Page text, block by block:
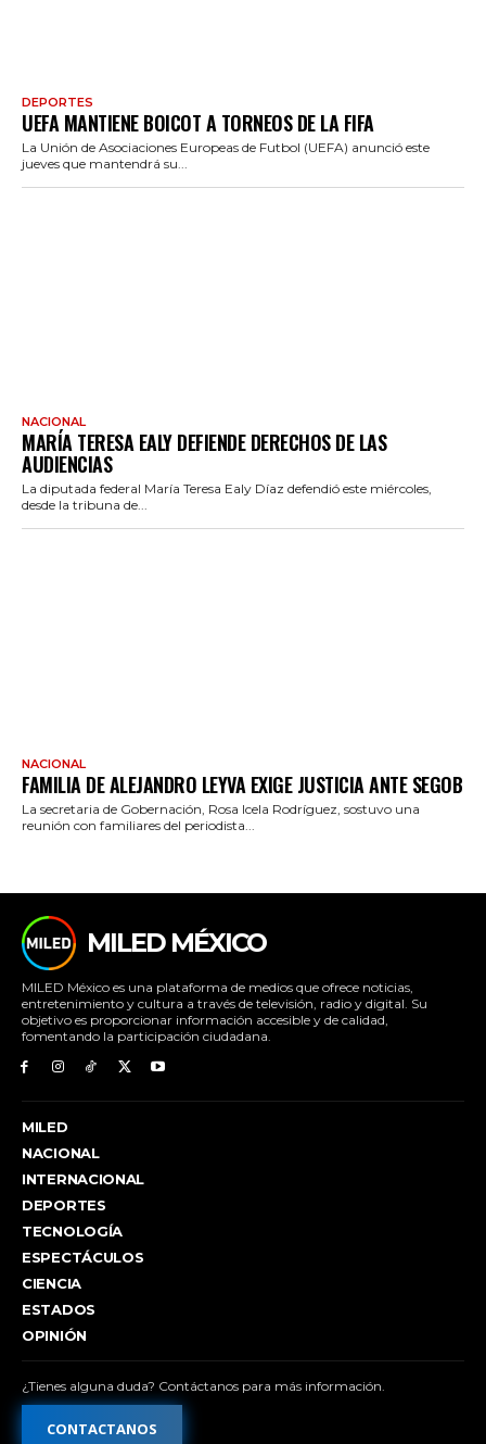
DEPORTES
UEFA MANTIENE BOICOT A TORNEOS DE LA FIFA
La Unión de Asociaciones Europeas de Futbol (UEFA) anunció este
jueves que mantendrá su...
NACIONAL
MARÍA TERESA EALY DEFIENDE DERECHOS DE LAS
AUDIENCIAS
La diputada federal María Teresa Ealy Díaz defendió este miércoles,
desde la tribuna de...
NACIONAL
FAMILIA DE ALEJANDRO LEYVA EXIGE JUSTICIA ANTE SEGOB
La secretaria de Gobernación, Rosa Icela Rodríguez, sostuvo una
reunión con familiares del periodista...
MILED MÉXICO
MILED México es una plataforma de medios que ofrece noticias,
entretenimiento y cultura a través de televisión, radio y digital. Su
objetivo es proporcionar información accesible y de calidad,
fomentando la participación ciudadana.
MILED
NACIONAL
INTERNACIONAL
DEPORTES
TECNOLOGÍA
ESPECTÁCULOS
CIENCIA
ESTADOS
OPINIÓN
¿Tienes alguna duda? Contáctanos para más información.
CONTACTANOS